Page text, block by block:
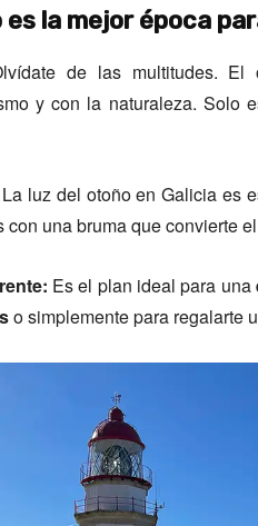
la mejor época
de las multitudes. El
y con la naturaleza. Solo
La luz del otoño en Galicia es
con una bruma que convierte
Es el plan ideal para una
o simplemente para regalarte